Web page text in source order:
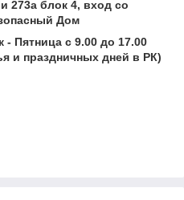
273а блок 4, вход со
Дом
Пятница с 9.00 до 17.00
и праздничных дней в РК)